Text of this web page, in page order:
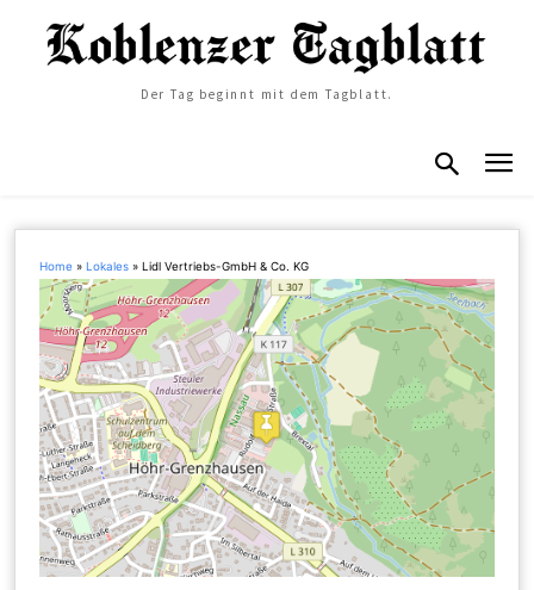
Der Tag beginnt mit dem Tagblatt.
Home »Lokales »Lidl Vertriebs-GmbH & Co. KG